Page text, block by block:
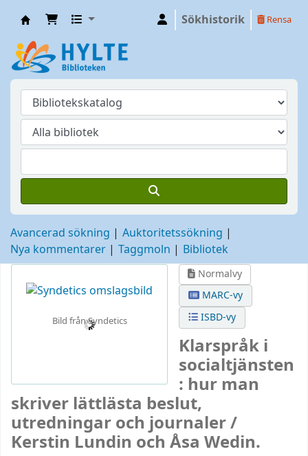
Sökhistorik Rensa
Avancerad sökning
Auktoritetssökning
Nya kommentarer
Taggmoln Bibliotek
Bild från Syndetics
Normalvy
MARC-vy
ISBD-vy
Klarspråk i
socialtjänsten
: hur man
skriver lättlästa beslut,
utredningar och journaler /
Kerstin Lundin och Åsa Wedin.